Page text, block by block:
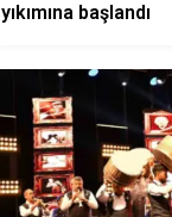
yıkımına başlandı